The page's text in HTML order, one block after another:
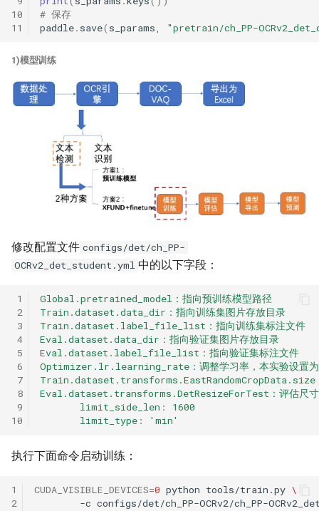
10
11
# 保存
paddle. save( s_params, "pretrain/ch_PP-
1)模型训练
修改配置文件 configs/det/ch_PP-
OCRv2_det_student.yml 中的以下字段：
1
2
3
4
5
6
7
8
9
10
Global.pretrained_model：指向预训练模型路径
Train.dataset.data_dir：指向训练集图片存放目录
Train.dataset.label_file_list：指向训练集标注文件
Eval.dataset.data_dir：指向验证集图片存放目录
Eval.dataset.label_file_list：指向验证集标注文件
Optimizer.lr.learning_rate：调整学习率，本实验设置
Train.dataset.transforms.EastRandomCropData.size
Eval.dataset.transforms.DetResizeForTest：评估尺寸
limit_side_len :
1600
limit_type : 'min'
执行下面命令启动训练：
1
2
CUDA_VISIBLE_DEVICES=0 python tools/train.py \
-c